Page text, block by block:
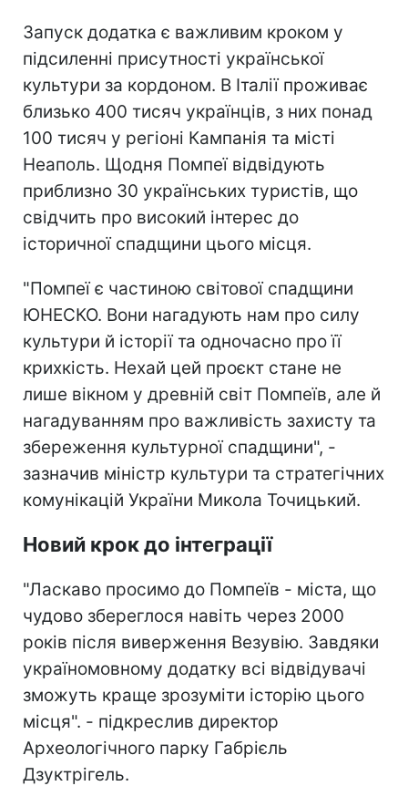
Запуск додатка є важливим кроком у
підсиленні присутності української
культури за кордоном. В Італії проживає
близько 400 тисяч українців, з них понад
100 тисяч у регіоні Кампанія та місті
Неаполь. Щодня Помпеї відвідують
приблизно 30 українських туристів, що
свідчить про високий інтерес до
історичної спадщини цього місця.
"Помпеї є частиною світової спадщини
ЮНЕСКО. Вони нагадують нам про силу
культури й історії та одночасно про її
крихкість. Нехай цей проєкт стане не
лише вікном у древній світ Помпеїв, але й
нагадуванням про важливість захисту та
збереження культурної спадщини", -
зазначив міністр культури та стратегічних
комунікацій України Микола Точицький.
Новий крок до інтеграції
"Ласкаво просимо до Помпеїв - міста, що
чудово збереглося навіть через 2000
років після виверження Везувію. Завдяки
україномовному додатку всі відвідувачі
зможуть краще зрозуміти історію цього
місця". - підкреслив директор
Археологічного парку Габрієль
Дзуктрігель.